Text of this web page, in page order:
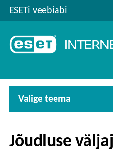
ESETi veebiabi
Valige teema
Jõudluse